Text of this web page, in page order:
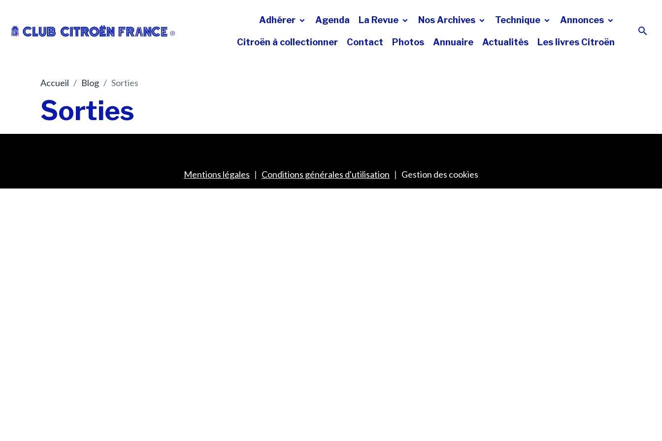
Adhérer Agenda La Revue Nos Archives Technique Annonces
Citroën à collectionner Contact Photos Annuaire Actualités Les livres Citroën
Accueil Blog Sorties
Sorties
Mentions légales Conditions générales d'utilisation Gestion des cookies